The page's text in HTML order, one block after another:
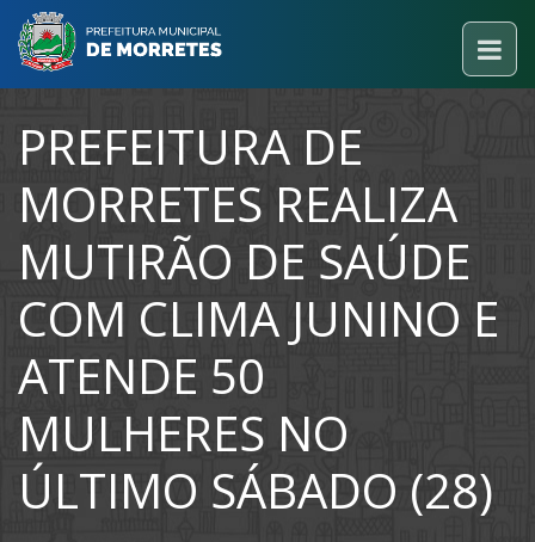
PREFEITURA DE
MORRETES REALIZA
MUTIRÃO DE SAÚDE
COM CLIMA JUNINO E
ATENDE 50
MULHERES NO
ÚLTIMO SÁBADO (28)